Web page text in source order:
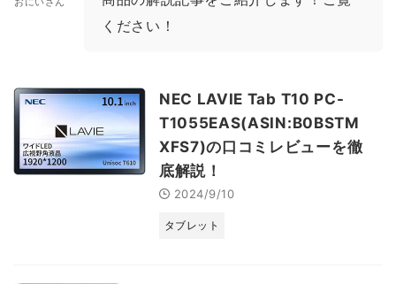
ください！
NEC LAVIE Tab T10 PC-
T1055EAS(ASIN:B0BSTM
XFS7)の口コミレビューを徹
底解説！
2024/9/10
タブレット